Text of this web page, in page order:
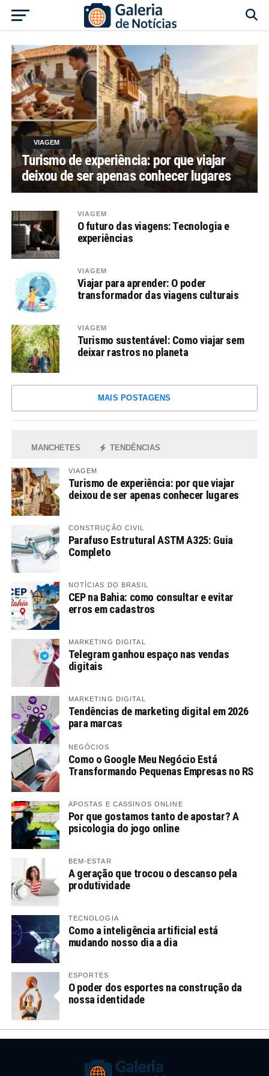
VIAGEM
Turismo de experiência: por que viajar
deixou de ser apenas conhecer lugares
VIAGEM
O futuro das viagens: Tecnologia e
experiências
VIAGEM
Viajar para aprender: O poder
transformador das viagens culturais
VIAGEM
Turismo sustentável: Como viajar sem
deixar rastros no planeta
MAIS POSTAGENS
MANCHETES TENDÊNCIAS
VIAGEM
Turismo de experiência: por que viajar
deixou de ser apenas conhecer lugares
CONSTRUÇÃO CIVIL
Parafuso Estrutural ASTM A325: Guia
Completo
NOTÍCIAS DO BRASIL
CEP na Bahia: como consultar e evitar
erros em cadastros
MARKETING DIGITAL
Telegram ganhou espaço nas vendas
digitais
MARKETING DIGITAL
Tendências de marketing digital em 2026
para marcas
NEGÓCIOS
Como o Google Meu Negócio Está
Transformando Pequenas Empresas no RS
APOSTAS E CASSINOS ONLINE
Por que gostamos tanto de apostar? A
psicologia do jogo online
BEM-ESTAR
A geração que trocou o descanso pela
produtividade
TECNOLOGIA
Como a inteligência artificial está
mudando nosso dia a dia
ESPORTES
O poder dos esportes na construção da
nossa identidade